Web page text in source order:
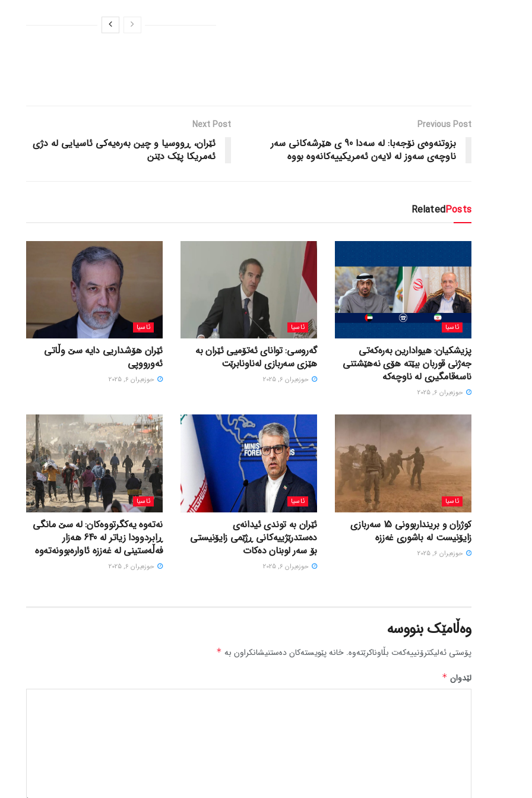
Previous Post
بزوتنەوەی نۆجەبا: لە سەدا 90 ی هێرشەکانی سەر
ناوچەی سەوز لە لایەن ئەمریکییەکانەوە بووە
Next Post
ئێران، ڕووسیا و چین بەرەیەکی ئاسیایی لە دژی
ئەمریکا پێک دێنن
RelatedPosts
ئاسیا
پزیشکیان: هیوادارین بەرەکەتی
جەژنی قوربان ببێتە هۆی نەهێشتنی
ناسەقامگیری لە ناوچەکە
حوزه‌یران 6, 2025
ئاسیا
گەروسی: توانای ئەتۆمیی ئێران بە
هێزی سەربازی لەناونابرێت
حوزه‌یران 6, 2025
ئاسیا
ئێران هۆشداریی دایە سێ وڵاتی
ئەورووپی
حوزه‌یران 6, 2025
ئاسیا
کوژران و برینداربوونی 15 سەربازی
زایۆنیست لە باشوری غەززە
حوزه‌یران 6, 2025
ئاسیا
ئێران بە توندی ئیدانەی
دەستدرێژییەکانی ڕژێمی زایۆنیستی
بۆ سەر لوبنان دەکات
حوزه‌یران 6, 2025
ئاسیا
نەتەوە یەکگرتووەکان: لە سێ مانگی
ڕابردوودا زیاتر لە 640 هەزار
فەڵەستینی لە غەززە ئاوارەبوونەتەوە
حوزه‌یران 6, 2025
وەڵامێک بنووسە
پۆستی ئەلیکترۆنییەکەت بڵاوناکرێتەوە. خانە پێویستەکان دەستنیشانکراون بە *
لێدوان *